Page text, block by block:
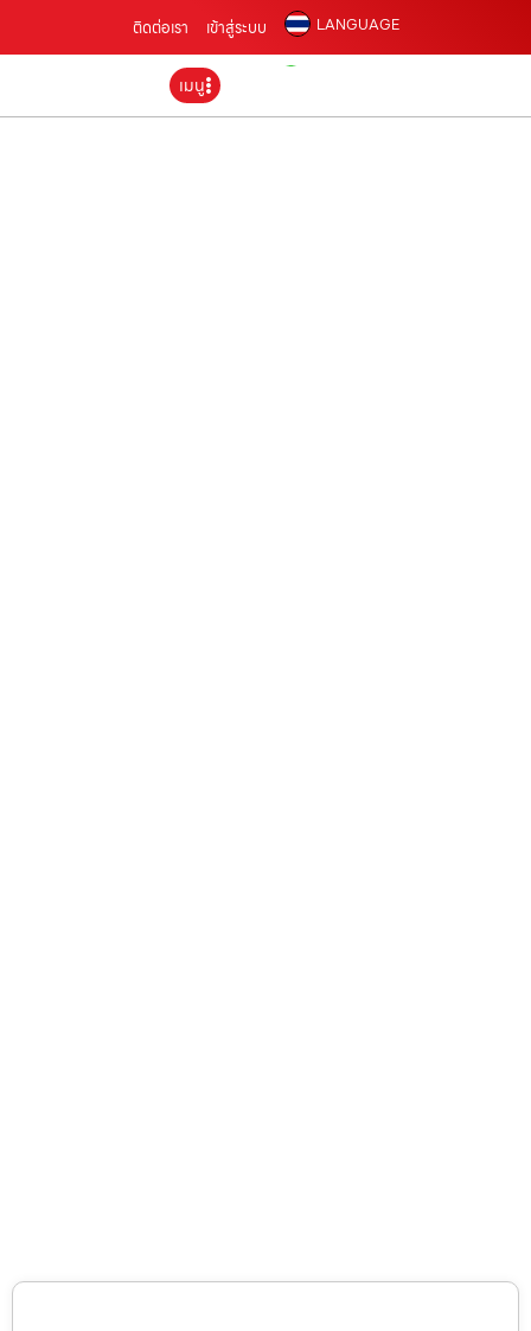
ติดต่อเรา เข้าสู่ระบบ LANGUAGE
เมนู